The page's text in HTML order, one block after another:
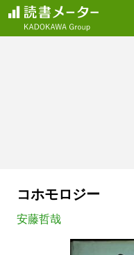
コホモロジー
安藤哲哉